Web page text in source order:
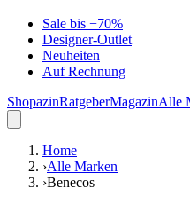
Sale bis −70%
Designer-Outlet
Neuheiten
Auf Rechnung
ShopazinRatgeberMagazinAlle
Home
›Alle Marken
›Benecos